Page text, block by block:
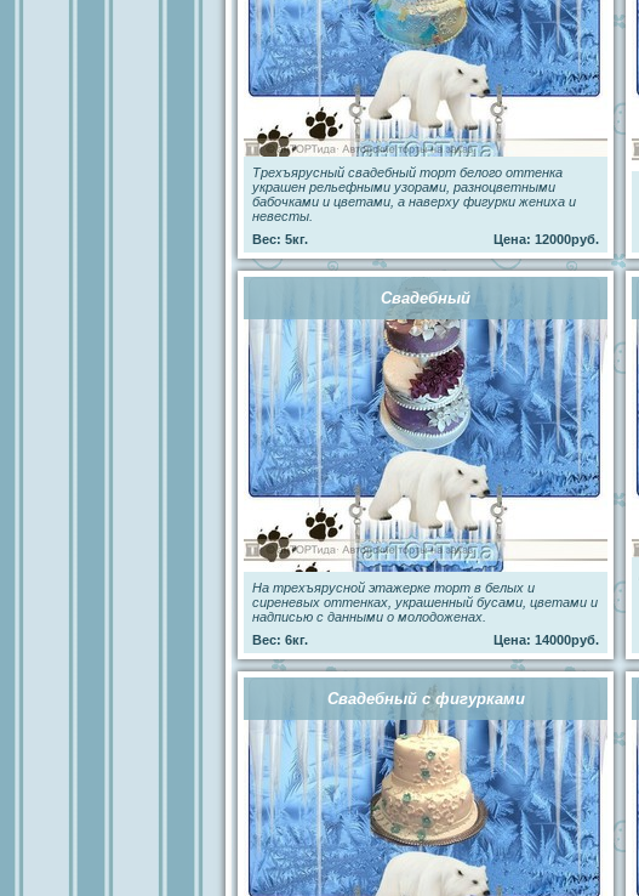
Трехъярусный свадебный торт белого оттенка
украшен рельефными узорами, разноцветными
бабочками и цветами, а наверху фигурки жениха и
невесты.
Вес: 5кг.
Цена: 12000руб.
Свадебный
На трехъярусной этажерке торт в белых и
сиреневых оттенках, украшенный бусами, цветами и
надписью с данными о молодоженах.
Вес: 6кг.
Цена: 14000руб.
Свадебный с фигурками